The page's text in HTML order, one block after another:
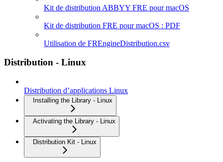
Kit de distribution ABBYY FRE pour macOS
Kit de distribution FRE pour macOS : PDF
Utilisation de FREngineDistribution.csv
Distribution - Linux
Distribution d’applications Linux
Installing the Library - Linux
Activating the Library - Linux
Distribution Kit - Linux